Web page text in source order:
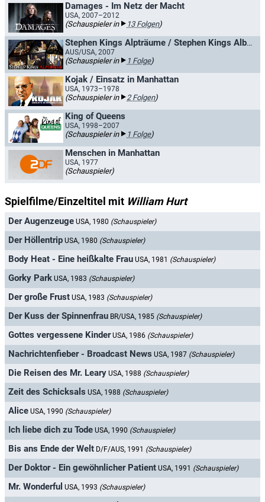
Damages - Im Netz der Macht
USA, 2007–2012
(Schauspieler in 13 Folgen)
Stephen Kings Alpträume / Stephen Kings Albträume
AUS/USA, 2007
(Schauspieler in 1 Folge)
Kojak / Einsatz in Manhattan
USA, 1973–1978
(Schauspieler in 2 Folgen)
King of Queens
USA, 1998–2007
(Schauspieler in 1 Folge)
Menschen in Manhattan
USA, 1977
(Schauspieler)
Spielfilme/Einzeltitel mit William Hurt
Der Augenzeuge USA, 1980 (Schauspieler)
Der Höllentrip USA, 1980 (Schauspieler)
Body Heat - Eine heißkalte Frau USA, 1981 (Schauspieler)
Gorky Park USA, 1983 (Schauspieler)
Der große Frust USA, 1983 (Schauspieler)
Der Kuss der Spinnenfrau BR/USA, 1985 (Schauspieler)
Gottes vergessene Kinder USA, 1986 (Schauspieler)
Nachrichtenfieber - Broadcast News USA, 1987 (Schauspieler)
Die Reisen des Mr. Leary USA, 1988 (Schauspieler)
Zeit des Schicksals USA, 1988 (Schauspieler)
Alice USA, 1990 (Schauspieler)
Ich liebe dich zu Tode USA, 1990 (Schauspieler)
Bis ans Ende der Welt D/F/AUS, 1991 (Schauspieler)
Der Doktor - Ein gewöhnlicher Patient USA, 1991 (Schauspieler)
Mr. Wonderful USA, 1993 (Schauspieler)